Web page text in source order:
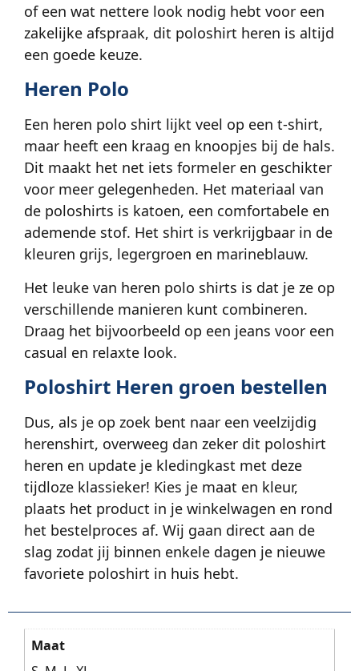
of een wat nettere look nodig hebt voor een
zakelijke afspraak, dit poloshirt heren is altijd
een goede keuze.
Heren Polo
Een heren polo shirt lijkt veel op een t-shirt,
maar heeft een kraag en knoopjes bij de hals.
Dit maakt het net iets formeler en geschikter
voor meer gelegenheden. Het materiaal van
de poloshirts is katoen, een comfortabele en
ademende stof. Het shirt is verkrijgbaar in de
kleuren grijs, legergroen en marineblauw.
Het leuke van heren polo shirts is dat je ze op
verschillende manieren kunt combineren.
Draag het bijvoorbeeld op een jeans voor een
casual en relaxte look.
Poloshirt Heren groen bestellen
Dus, als je op zoek bent naar een veelzijdig
herenshirt, overweeg dan zeker dit poloshirt
heren en update je kledingkast met deze
tijdloze klassieker! Kies je maat en kleur,
plaats het product in je winkelwagen en rond
het bestelproces af. Wij gaan direct aan de
slag zodat jij binnen enkele dagen je nieuwe
favoriete poloshirt in huis hebt.
Maat